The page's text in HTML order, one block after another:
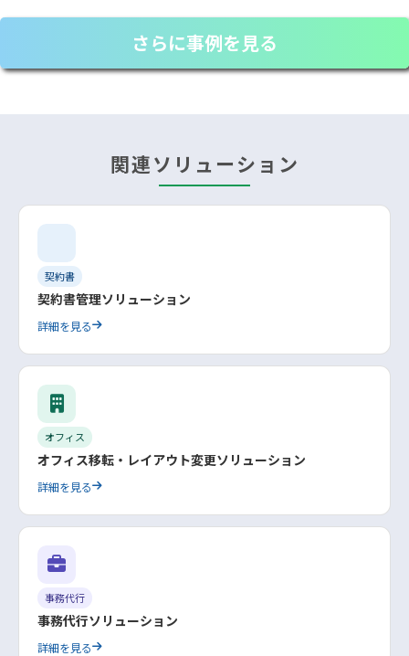
さらに事例を見る
関連ソリューション
契約書
契約書管理ソリューション
詳細を見る
オフィス
オフィス移転・レイアウト変更ソリューション
詳細を見る
事務代行
事務代行ソリューション
詳細を見る